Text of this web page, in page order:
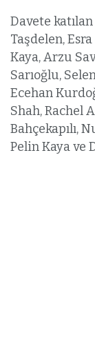
Davete
Taşdelen,
Kaya, Arzu
Sarıoğlu,
Ecehan
Shah, Rachel
Bahçekapılı,
Pelin Kaya ve